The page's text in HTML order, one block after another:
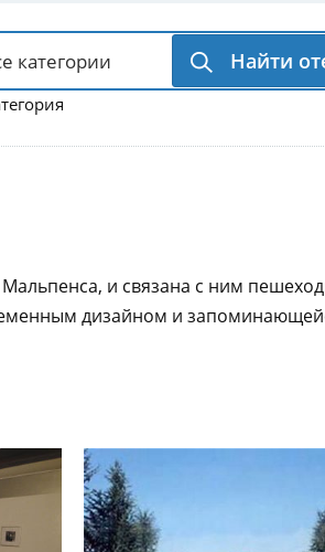
Найти
и связана с ним
дизайном и